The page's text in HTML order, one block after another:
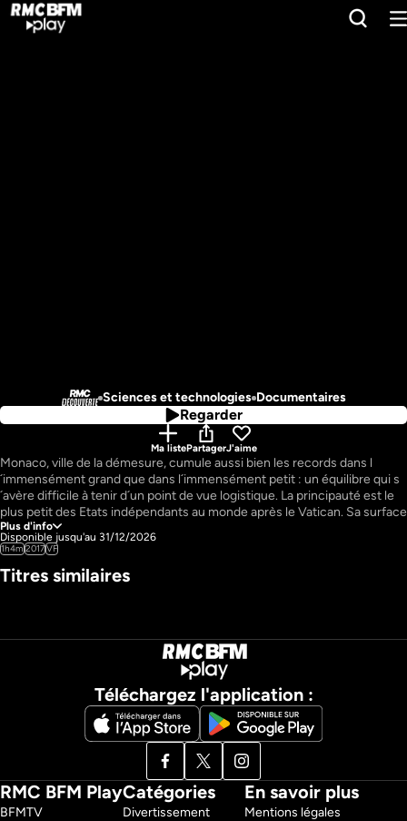
Sciences et technologies Documentaires
Regarder
Ma listePartagerJ'aime
Monaco, ville de la démesure, cumule aussi bien les records dans l
´immensément grand que dans l´immensément petit : un équilibre qui s
´avère difficile à tenir d´un point de vue logistique. La principauté est le
plus petit des Etats indépendants au monde après le Vatican. Sa surface
d´à peine deux kilomètres carrés équivaut à moins de deux tiers de la
superficie de Central Park ! C´est aussi l´Etat le plus dense : 18 000
000 personnes qui traversent la frontière pour venir y travailler. Or,
relevé des défis techniques considérables, construisant sur des
terrains impraticables, érigeant des tours toujours plus hautes, creusant
Isabelle Quintard
Isabelle Quintard
Plus d'info
Disponible jusqu'au 31/12/2026
1h4m2017VF
Titres similaires
NOUVEAU
Téléchargez l'application :
RMC BFM Play
BFMTV
Catégories
Divertissement
En savoir plus
Mentions légales